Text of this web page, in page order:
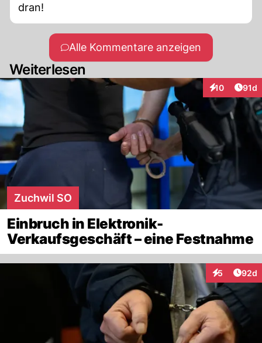
dran!
Alle Kommentare anzeigen
Weiterlesen
10
Interaktionen
91d
Zuchwil SO
Einbruch in Elektronik-
Verkaufsgeschäft – eine Festnahme
5
Interaktionen
92d